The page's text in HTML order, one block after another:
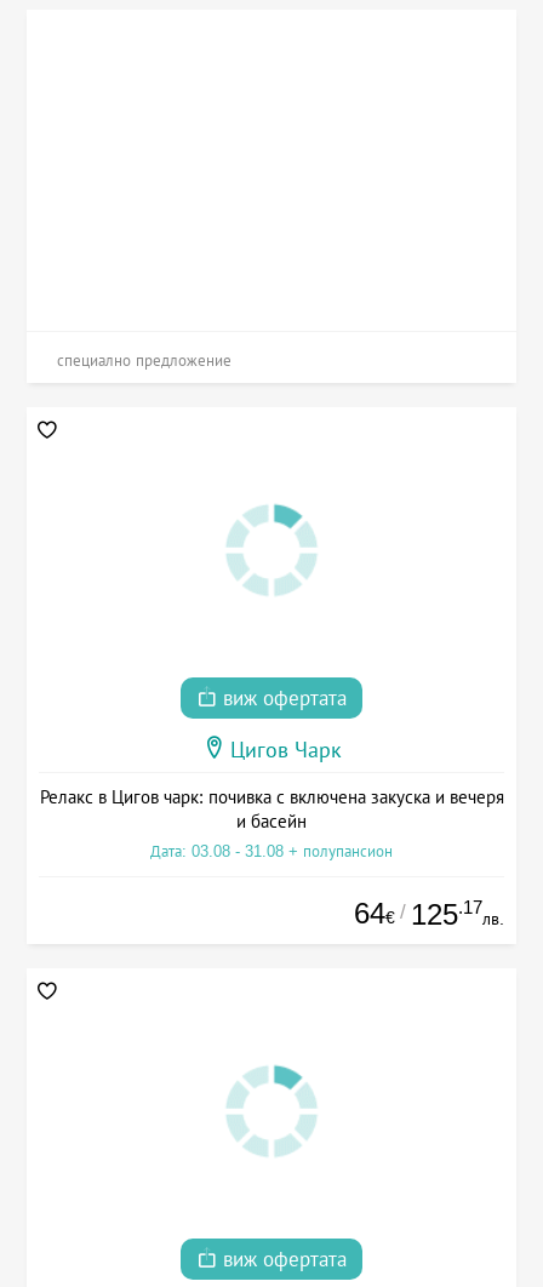
специално предложение
виж офертата
Цигов Чарк
Релакс в Цигов чарк: почивка с включена закуска и вечеря
и басейн
Дата: 03.08 - 31.08 + полупансион
64€ / 125.17
лв.
виж офертата